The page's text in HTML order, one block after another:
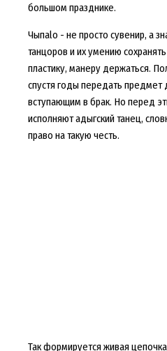
большом празднике.
Чыпаlо - не просто сувенир, а
танцоров и их умению
пластику, манеру держаться.
спустя годы передать
вступающим в брак. Но перед
исполняют адыгский танец,
право на такую честь.
Так формируется живая